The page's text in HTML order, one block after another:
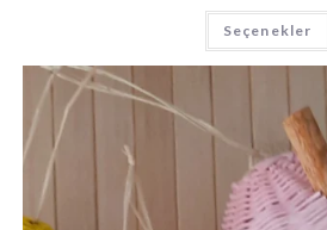
Seçenekler